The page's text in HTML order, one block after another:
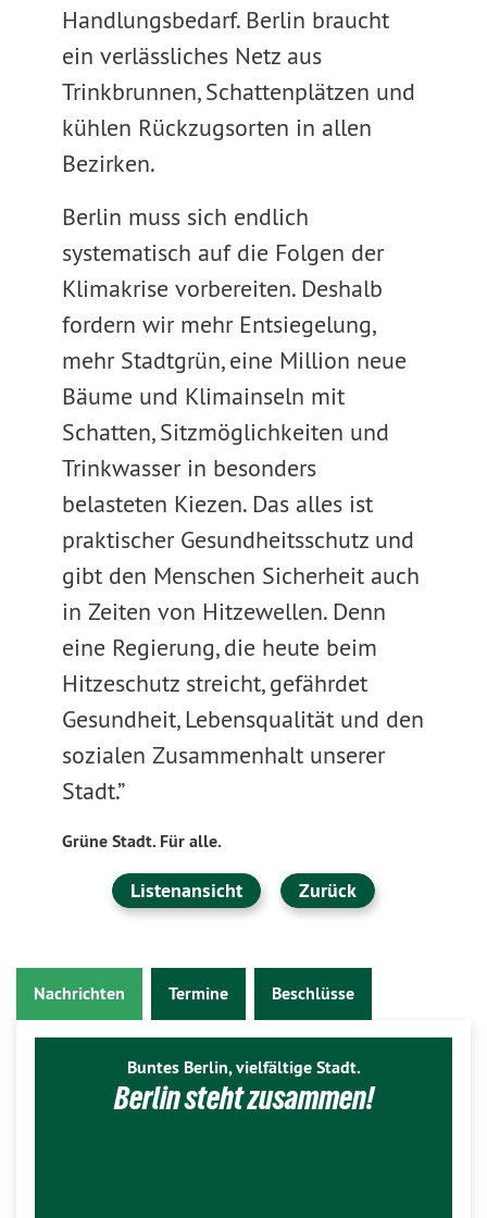
Handlungsbedarf. Berlin braucht
ein verlässliches Netz aus
Trinkbrunnen, Schattenplätzen und
kühlen Rückzugsorten in allen
Bezirken.
Berlin muss sich endlich
systematisch auf die Folgen der
Klimakrise vorbereiten. Deshalb
fordern wir mehr Entsiegelung,
mehr Stadtgrün, eine Million neue
Bäume und Klimainseln mit
Schatten, Sitzmöglichkeiten und
Trinkwasser in besonders
belasteten Kiezen. Das alles ist
praktischer Gesundheitsschutz und
gibt den Menschen Sicherheit auch
in Zeiten von Hitzewellen. Denn
eine Regierung, die heute beim
Hitzeschutz streicht, gefährdet
Gesundheit, Lebensqualität und den
sozialen Zusammenhalt unserer
Stadt.”
Grüne Stadt. Für alle.
Listenansicht Zurück
Nachrichten Termine Beschlüsse
Buntes Berlin, vielfältige Stadt.
Berlin steht zusammen!